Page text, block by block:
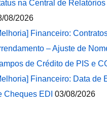
na Central de
08/2026
Financeiro:
– Ajuste de
de Crédito de PIS e
Financeiro: Data de
Cheques EDI 03/08/2026